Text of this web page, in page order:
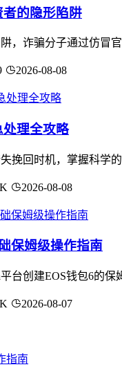
的隐形陷阱
，诈骗分子通过仿冒
2026-08-08
理全攻略
挽回时机，掌握科
2026-08-08
保姆级操作指南
台创建EOS钱包6的
2026-08-07